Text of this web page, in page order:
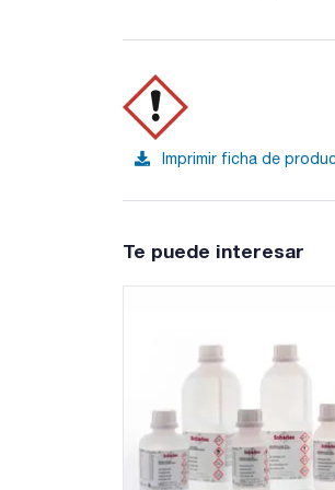
Imprimir ficha de
Te puede interesar